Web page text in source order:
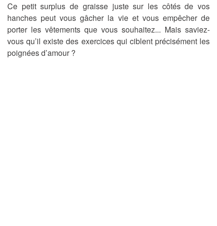
Ce petit surplus de graisse juste sur les côtés de vos
hanches peut vous gâcher la vie et vous empêcher de
porter les vêtements que vous souhaitez... Mais saviez-
vous qu’il existe des exercices qui ciblent précisément les
poignées d’amour ?